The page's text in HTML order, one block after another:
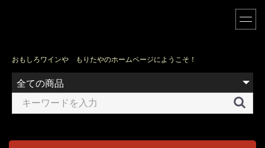
おもしろワインや もりたやのホームページにようこそ！